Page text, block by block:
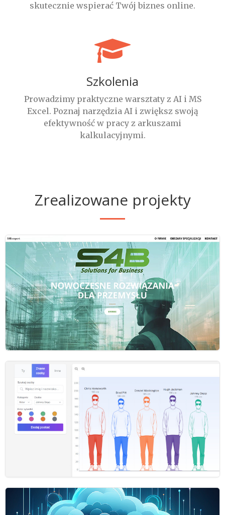
skutecznie wspierać Twój biznes online.
Szkolenia
Prowadzimy praktyczne warsztaty z AI i MS
Excel. Poznaj narzędzia AI i zwiększ swoją
efektywność w pracy z arkuszami
kalkulacyjnymi.
Zrealizowane projekty